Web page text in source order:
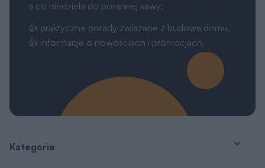
a co niedziela do porannej kawy:
👍 praktyczne porady związane z budową domu,
👍 informacje o nowościach i promocjach.
Kategorie